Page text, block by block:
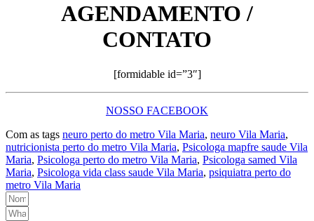
AGENDAMENTO /
CONTATO
[formidable id=”3″]
NOSSO FACEBOOK
Com as tags neuro perto do metro Vila Maria, neuro Vila Maria,
nutricionista perto do metro Vila Maria, Psicologa mapfre saude Vila
Maria, Psicologa perto do metro Vila Maria, Psicologa samed Vila
Maria, Psicologa vida class saude Vila Maria, psiquiatra perto do
metro Vila Maria